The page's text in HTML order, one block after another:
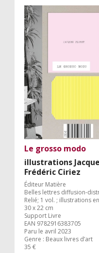
Le grosso modo
illustrations
Frédéric Ciriez
Éditeur Matière
Belles lettres diffusion-
Relié; 1 vol. ; illustrations
30 x 22 cm
Support Livre
EAN 9782916383705
Paru le avril 2023
Genre : Beaux livres d’art
35 €